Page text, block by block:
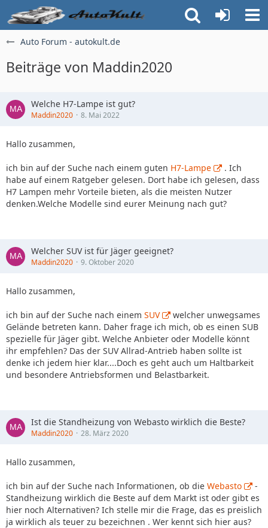
Auto Forum - autokult.de
Beiträge von Maddin2020
Welche H7-Lampe ist gut?
Maddin2020 8. Mai 2022
Hallo zusammen,
ich bin auf der Suche nach einem guten H7-Lampe
. Ich
habe auf einem Ratgeber gelesen. Dort habe ich gelesen, dass
H7 Lampen mehr Vorteile bieten, als die meisten Nutzer
denken.Welche Modelle sind eurer Meinung nach gut?
Welcher SUV ist für Jäger geeignet?
Maddin2020 9. Oktober 2020
Hallo zusammen,
ich bin auf der Suche nach einem SUV
welcher unwegsames
Gelände betreten kann. Daher frage ich mich, ob es einen SUB
spezielle für Jäger gibt. Welche Anbieter oder Modelle könnt
ihr empfehlen? Das der SUV Allrad-Antrieb haben sollte ist
denke ich jedem hier klar....Doch es geht auch um Haltbarkeit
und besondere Antriebsformen und Belastbarkeit.
Ist die Standheizung von Webasto wirklich die Beste?
Maddin2020 28. März 2020
Hallo zusammen,
ich bin auf der Suche nach Informationen, ob die Webasto
-
Standheizung wirklich die Beste auf dem Markt ist oder gibt es
hier noch Alternativen? Ich stelle mir die Frage, das es preislich
ja wirklich als teuer zu bezeichnen . Wer kennt sich hier aus?